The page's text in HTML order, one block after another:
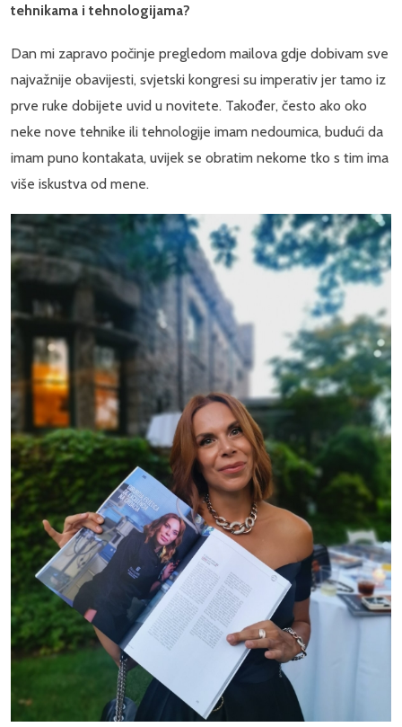
tehnikama i tehnologijama?
Dan mi zapravo počinje pregledom mailova gdje dobivam sve
najvažnije obavijesti, svjetski kongresi su imperativ jer tamo iz
prve ruke dobijete uvid u novitete. Također, često ako oko
neke nove tehnike ili tehnologije imam nedoumica, budući da
imam puno kontakata, uvijek se obratim nekome tko s tim ima
više iskustva od mene.